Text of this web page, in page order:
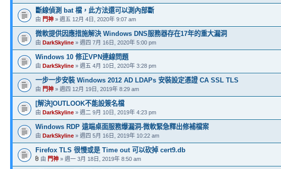
斷線偵測 bat 檔，此方法還可以測內部斷
由 門神 » 週五 12月 4日, 2020年 9:07 am
微軟提供因應措施解決 Windows DNS服務器存在17年的重大漏洞
由 DarkSkyline » 週四 7月 16日, 2020年 5:00 pm
Windows 10 修正VPN連線問題
由 DarkSkyline » 週五 4月 10日, 2020年 3:28 pm
一步一步安裝 Windows 2012 AD LDAPs 安裝設定憑證 CA SSL TLS
由 門神 » 週四 12月 19日, 2019年 8:29 am
[解決]OUTLOOK不能設簽名檔
由 DarkSkyline » 週二 9月 10日, 2019年 4:23 pm
Windows RDP 遠端桌面服務爆漏洞-微軟緊急釋出修補檔案
由 DarkSkyline » 週四 5月 16日, 2019年 10:22 am
Firefox TLS 很慢或是 Time out 可以砍掉 cert9.db
由 門神 » 週一 3月 18日, 2019年 8:50 am